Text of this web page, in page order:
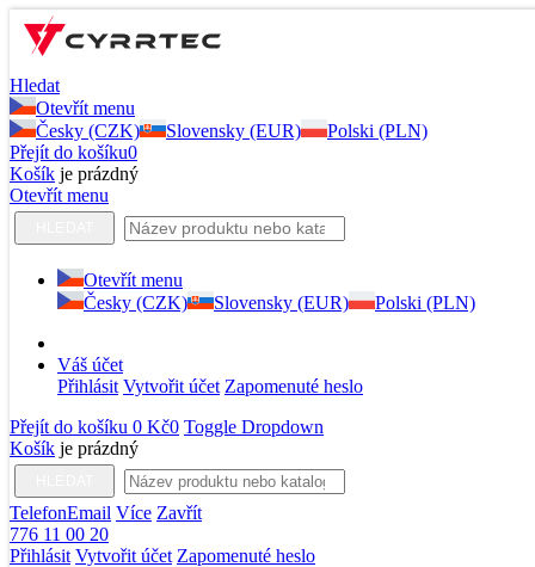
Hledat
Otevřít menu
Česky (CZK)
Slovensky (EUR)
Polski (PLN)
Přejít do košíku0
Košík je prázdný
Otevřít menu
Otevřít menu
Česky (CZK)
Slovensky (EUR) Polski (PLN)
Váš účet
Přihlásit Vytvořit účet Zapomenuté heslo
Přejít do košíku 0 Kč0 Toggle Dropdown
Košík je prázdný
TelefonEmail Více Zavřít
776 11 00 20
Přihlásit Vytvořit účet Zapomenuté heslo